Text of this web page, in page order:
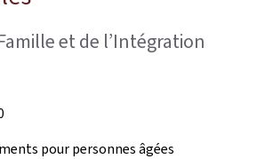
et de l’Intégration
pour personnes âgées